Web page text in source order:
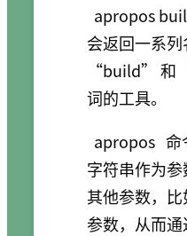
apropos
会返回一系
“build” 和
词的工具。
apropos 命
字符串作为
其他参数，
参数，从而